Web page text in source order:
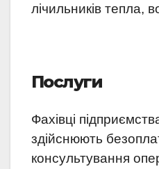
лічильників тепла,
Послуги
Фахівці
здійснюють
консультування